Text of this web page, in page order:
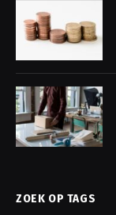
ZOEK OP TAGS